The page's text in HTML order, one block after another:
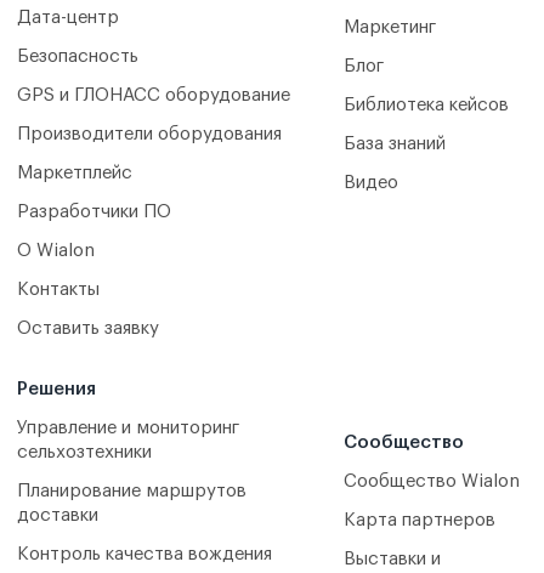
Дата-центр
Безопасность
GPS и ГЛОНАСС оборудование
Производители оборудования
Маркетплейс
Разработчики ПО
О Wialon
Контакты
Оставить заявку
Решения
Управление и мониторинг
сельхозтехники
Планирование маршрутов
доставки
Контроль качества вождения
Маркетинг
Блог
Библиотека кейсов
База знаний
Видео
Сообщество
Сообщество Wialon
Карта партнеров
Выставки и